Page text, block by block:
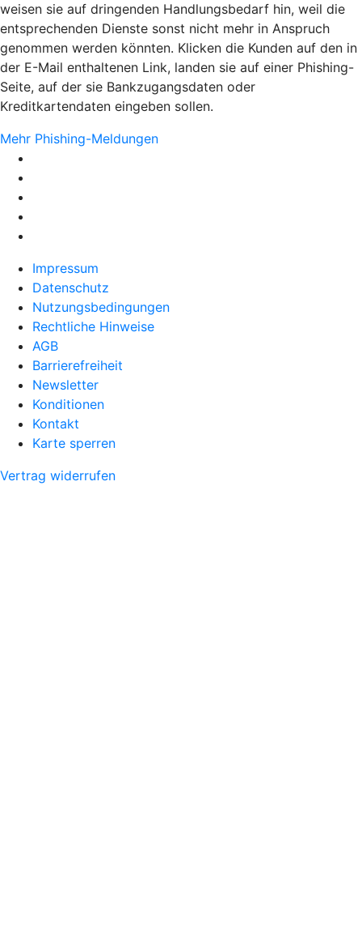
weisen sie auf dringenden Handlungsbedarf hin, weil die
entsprechenden Dienste sonst nicht mehr in Anspruch
genommen werden könnten. Klicken die Kunden auf den in
der E-Mail enthaltenen Link, landen sie auf einer Phishing-
Seite, auf der sie Bankzugangsdaten oder
Kreditkartendaten eingeben sollen.
Mehr Phishing-Meldungen
Impressum
Datenschutz
Nutzungsbedingungen
Rechtliche Hinweise
AGB
Barrierefreiheit
Newsletter
Konditionen
Kontakt
Karte sperren
Vertrag widerrufen